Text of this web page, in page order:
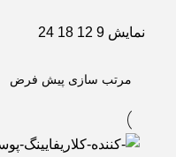
نمایش 9
12
18
24